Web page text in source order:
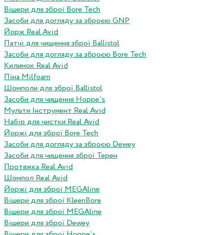
Вішери для зброї Bore Tech
Засоби для догляду за зброєю GNP
Йорж Real Avid
Патчі для чищення зброї Ballistol
Засоби для догляду за зброєю Bore Tech
Килимок Real Avid
Піна Milfoam
Шомполи для зброї Ballistol
Засоби для чищення Hoppe`s
Мульти Інструмент Real Avid
Набір для чистки Real Avid
Йоржі для зброї Bore Tech
Засоби для догляду за зброєю Dewey
Засоби для чищення зброї Терен
Протяжка Real Avid
Шомпол Real Avid
Йоржі для зброї MEGAline
Вішери для зброї KleenBore
Вішери для зброї MEGAline
Вішери для зброї Dewey